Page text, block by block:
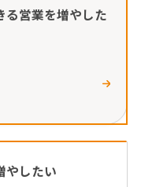
る営業を増やした
やしたい